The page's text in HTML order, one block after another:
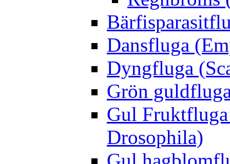
Dansfluga
Dyngfluga
Grön
Gul
Drosophila)